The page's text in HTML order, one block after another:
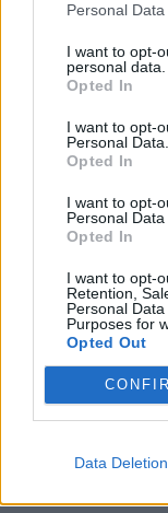
Personal
I want to opt-
personal data.
Opted In
I want to opt-
Personal Data.
Opted In
I want to opt-
Personal Data
Opted In
I want to opt-
Retention,
Personal
Purposes for
Opted Out
Data Deletion